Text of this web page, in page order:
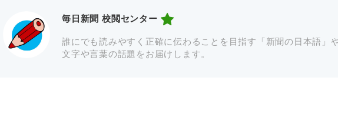
毎日新聞 校閲センター
誰にでも読みやすく正確に伝わることを目指す「新聞の日本語」
文字や言葉の話題をお届けします。